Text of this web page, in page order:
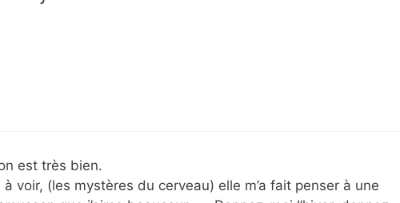
est très bien.
à voir, (les mystères du cerveau) elle m’a fait penser à une